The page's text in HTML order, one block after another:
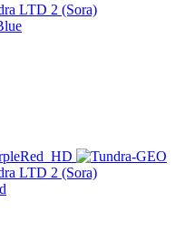
LTD 2 (Sora)
LTD 2 (Sora)